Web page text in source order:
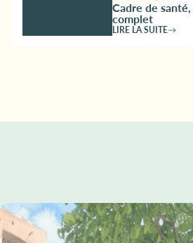
Cadre de
complet
LIRE LA SUITE